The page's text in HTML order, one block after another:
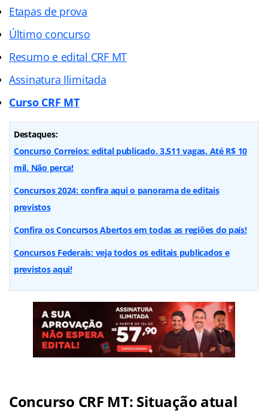
Etapas de prova
Último concurso
Resumo e edital CRF MT
Assinatura Ilimitada
Curso CRF MT
Destaques:
Concurso Correios: edital publicado. 3.511 vagas. Até R$ 10
mil. Não perca!
Concursos 2024: confira aqui o panorama de editais
previstos
Confira os Concursos Abertos em todas as regiões do país!
Concursos Federais: veja todos os editais publicados e
previstos aqui!
Concurso CRF MT: Situação atual